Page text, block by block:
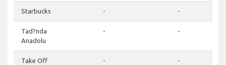
Starbucks - -
Tad?nda
Anadolu
- -
Take Off - -